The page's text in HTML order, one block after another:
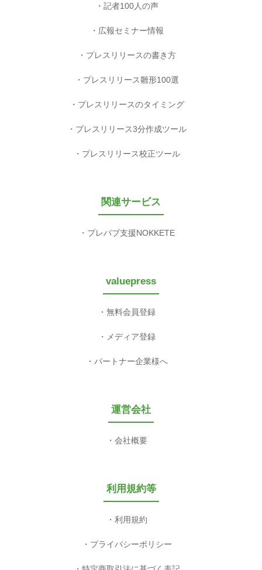
記者100人の声
広報セミナー情報
プレスリリースの書き方
プレスリリース雛形100選
プレスリリースのタイミング
プレスリリース3分作成ツール
プレスリリース校正ツール
関連サービス
プレパブ支援NOKKETE
valuepress
無料会員登録
メディア登録
パートナー企業様へ
運営会社
会社概要
利用規約等
利用規約
プライバシーポリシー